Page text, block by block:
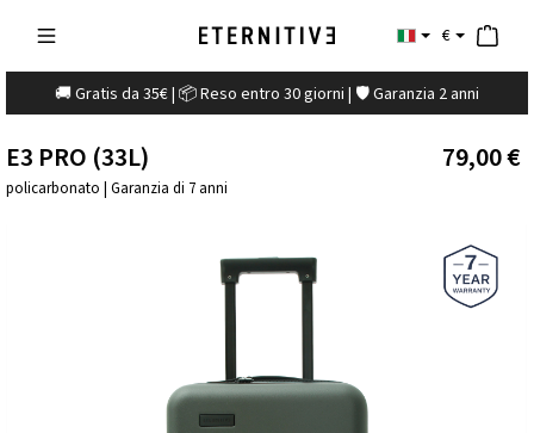
€
🚚 Gratis da 35€ | 📦 Reso entro 30 giorni | 🛡️ Garanzia 2 anni
E3 PRO (33L)
policarbonato | Garanzia di 7 anni
79,00 €